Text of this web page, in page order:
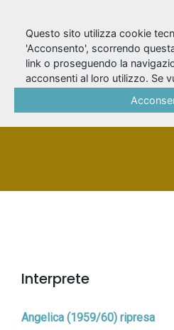
Bonardi,
PERSONA
Interprete
Angelica (1959/60) ripresa
Questo sito utilizza cookie
'Acconsento', scorrendo
link o proseguendo la
acconsenti al loro utilizzo. Se